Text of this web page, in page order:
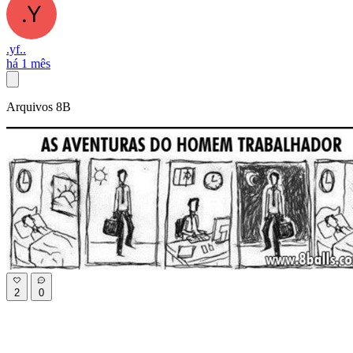
.yf..
há 1 mês
Arquivos 8B
2 0